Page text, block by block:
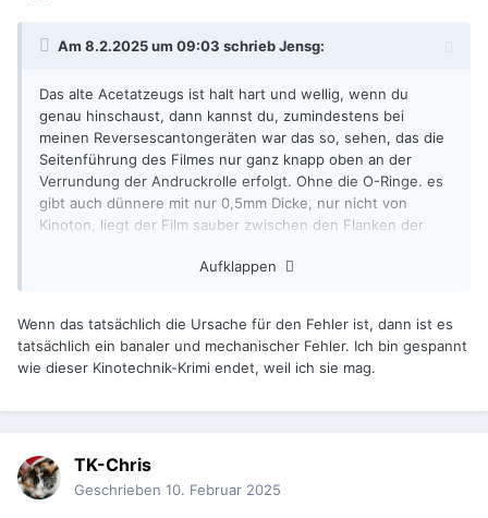
Am 8.2.2025 um 09:03 schriebJensg:
Das alte Acetatzeugs ist halt hart und wellig, wenn du
genau hinschaust, dann kannst du, zumindestens bei
meinen Reversescantongeräten war das so, sehen, das die
Seitenführung des Filmes nur ganz knapp oben an der
Verrundung der Andruckrolle erfolgt. Ohne die O-Ringe. es
gibt auch dünnere mit nur 0,5mm Dicke, nur nicht von
Kinoton, liegt der Film sauber zwischen den Flanken der
originalen FP20 Tongeräten mit zu dicken O-Ringen. Mit
Jens
Aufklappen
Wenn das tatsächlich die Ursache für den Fehler ist, dann ist es
tatsächlich ein banaler und mechanischer Fehler. Ich bin gespannt
wie dieser Kinotechnik-Krimi endet, weil ich sie mag.
TK-Chris
Geschrieben 10. Februar 2025